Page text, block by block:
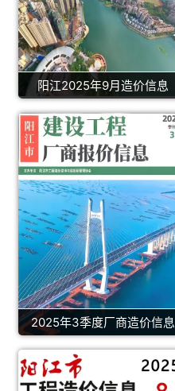
阳江2025年9月造价信息
2025年3季度厂商造价信息